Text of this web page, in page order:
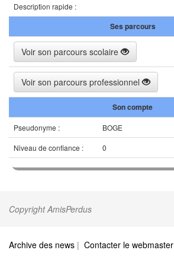
Description rapide :
Ses parcours
Voir son parcours scolaire
Voir son parcours professionnel
Son compte
Pseudonyme :
BOGE
Niveau de confiance :
0
Copyright AmisPerdus
Archive des news | Contacter le webmaster